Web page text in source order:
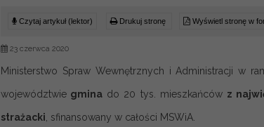
Czytaj artykuł (lektor) Drukuj stronę Wyświetl stronę w
23 czerwca 2020
Ministerstwo Spraw Wewnętrznych i Administracji w
województwie gmina do 20 tys. mieszkańców z
strażacki , sfinansowany w całości MSWiA.